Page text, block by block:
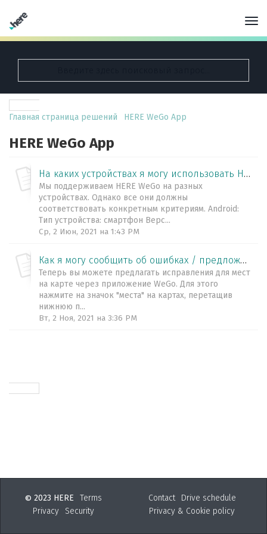
Главная страница решений HERE WeGo App
HERE WeGo App
На каких устройствах я могу использовать HERE WeGo?
Мы поддерживаем HERE WeGo на разных
устройствах. Однако все они должны
соответствовать конкретным критериям. Android:
Тип устройства: смартфон Верс...
Ср, 2 Июн, 2021 на 1:43 PM
Как я могу сообщить об ошибках / предложить исправления для карт HERE непосредственно через само приложение WeGo?
Теперь вы можете предлагать исправления для мест
на карте через приложение WeGo. Для этого
нажмите на значок "места" на картах, перетащив
нижнюю п...
Вт, 2 Ноя, 2021 на 3:36 PM
© 2023 HERE
Terms
Privacy
Security
Contact
Drive schedule
Privacy & Cookie policy